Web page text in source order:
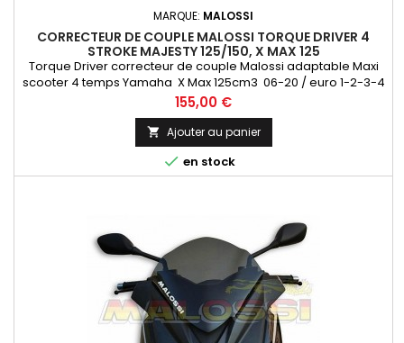
MARQUE: MALOSSI
CORRECTEUR DE COUPLE MALOSSI TORQUE DRIVER 4
STROKE MAJESTY 125/150, X MAX 125
Torque Driver correcteur de couple Malossi adaptable Maxi
scooter 4 temps Yamaha X Max 125cm3 06-20 / euro 1-2-3-4
MBK Skyliner Skycruiser 125-150cc REF 6111660
Prix
155,00 €
 Ajouter au panier
 en stock